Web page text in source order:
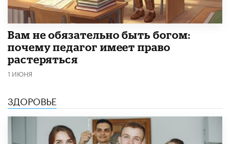
​Вам не обязательно быть богом:
почему педагог имеет право
растеряться
1 ИЮНЯ
ЗДОРОВЬЕ